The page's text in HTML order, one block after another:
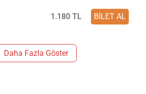
1.180 TL BİLET AL
Daha Fazla Göster